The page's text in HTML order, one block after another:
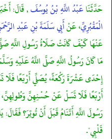
حَدَّثَنَاعَبْدُ اللَّهِ بْنُ يُوسُفَ, قَالَ:
الْمَقْبُرِيِّ، عَنْأَبِي سَلَمَةَ بْنِ عَبْدِ
عَنْهَا كَيْفَ كَانَتْ صَلَاةُ رَسُولِ اللَّهِ
مَا كَانَ رَسُولُ اللَّهِ صَلَّى اللَّهُ عَلَيْهِ
إِحْدَى عَشْرَةَ رَكْعَةً، يُصَلِّي أَرْبَعًا
أَرْبَعًا فَلَا تَسَلْ عَنْ حُسْنِهِنَّ وَطُولِهِنَّ،
رَسُولَ اللَّهِ أَتَنَامُ قَبْلَ أَنْ تُوتِرَ؟ فَقَالَ:
قَلْبِي".